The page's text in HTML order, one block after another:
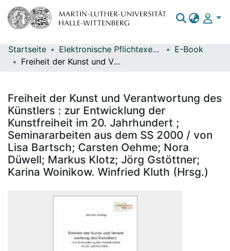
Bereiche & Sammlungen
Statistiken
Startseite Elektronische Pflichtexemplare
E-Book
Freiheit der Kunst und Verantwortung des Künstlers : zur Entwicklung der Kunstfreiheit im 20. Jahrhundert ; Seminararbeiten aus dem SS 2000 / von Lisa Bartsch; Carsten Oehme; Nora Düwell; Markus Klotz; Jörg Gstöttner; Karina Woinikow. Winfried Kluth (Hrsg.)
Freiheit der Kunst und Verantwortung des
Künstlers : zur Entwicklung der
Kunstfreiheit im 20. Jahrhundert ;
Seminararbeiten aus dem SS 2000 / von
Lisa Bartsch; Carsten Oehme; Nora
Düwell; Markus Klotz; Jörg Gstöttner;
Karina Woinikow. Winfried Kluth (Hrsg.)